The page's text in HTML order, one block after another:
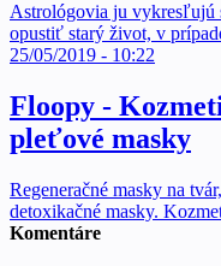
Astrológovia ju vykresľujú
opustiť starý život, v
25/05/2019 - 10:22
Floopy -
pleťové masky
Regeneračné masky na
detoxikačné masky.
Komentáre